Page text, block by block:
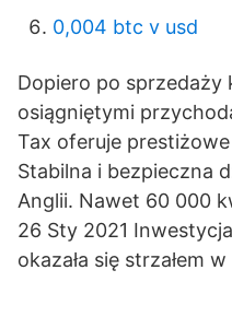
0,004 btc v usd
Dopiero po
osiągniętymi
Tax oferuje
Stabilna i bezpieczna
Anglii. Nawet 60 000
26 Sty 2021
okazała się strzałem w